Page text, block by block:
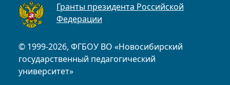
© 1999-2026, ФГБОУ ВО «Новосибирский
государственный педагогический
университет»
Гранты президента Российской
Федерации